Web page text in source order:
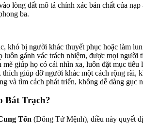
lòng đất mô tả chính xác bản chất của
ba.
khó bị người khác thuyết phục hoặc làm
luôn gánh vác trách nhiệm, được mọi
giúp họ có cái nhìn xa, luôn đặt mục tiêu
giúp đỡ người khác một cách rộng rãi,
và tìm cách phát triển, không dễ dàng gục
Bát Trạch?
Tốn (Đông Tứ Mệnh), điều này quyết